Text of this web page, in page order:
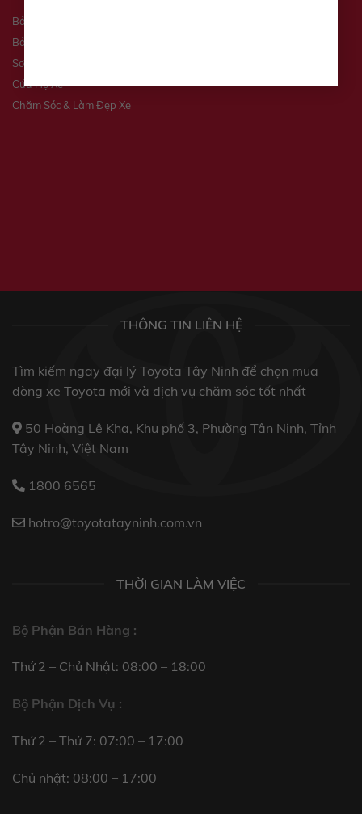
Bảo Dưỡng Định Kỳ
Bảo Dưỡng Nhanh
Sơn Nhanh
Cứu Hộ Xe
Chăm Sóc & Làm Đẹp Xe
THÔNG TIN LIÊN HỆ
Tìm kiếm ngay đại lý Toyota Tây Ninh để chọn mua
dòng xe Toyota mới và dịch vụ chăm sóc tốt nhất
50 Hoàng Lê Kha, Khu phố 3, Phường Tân Ninh, Tỉnh
Tây Ninh, Việt Nam
1800 6565
hotro@toyotatayninh.com.vn
THỜI GIAN LÀM VIỆC
Bộ Phận Bán Hàng :
Thứ 2 – Chủ Nhật: 08:00 – 18:00
Bộ Phận Dịch Vụ :
Thứ 2 – Thứ 7: 07:00 – 17:00
Chủ nhật: 08:00 – 17:00